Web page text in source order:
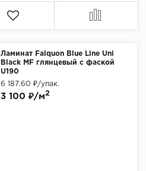
Ламинат Falquon Blue Line Uni
Black MF глянцевый с фаской
U190
3 100 ₽/м2
6 187.60 ₽/упак.